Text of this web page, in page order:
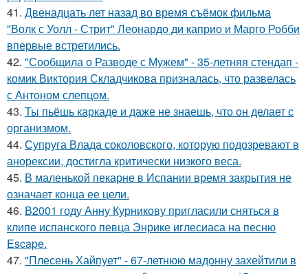
41. Двенадцать лет назад во время съёмок фильма
"Волк с Уолл - Стрит" Леонардо ди каприо и Марго Робби
впервые встретились.
42. "Сообщила о Разводе с Мужем" - 35-летняя стендап -
комик Виктория Складчикова призналась, что развелась
с Антоном слепцом.
43. Ты пьёшь каркаде и даже не знаешь, что он делает с
организмом.
44. Супруга Влада соколовского, которую подозревают в
анорексии, достигла критически низкого веса.
45. В маленькой пекарне в Испании время закрытия не
означает конца ее цели.
46. В2001 году Анну Курникову пригласили сняться в
клипе испанского певца Энрике иглесиаса на песню
Escape.
47. "Плесень Хайпует" - 67-летнюю мадонну захейтили в